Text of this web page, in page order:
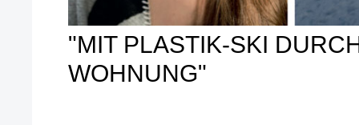
"MIT PLASTIK-SKI
WOHNUNG"